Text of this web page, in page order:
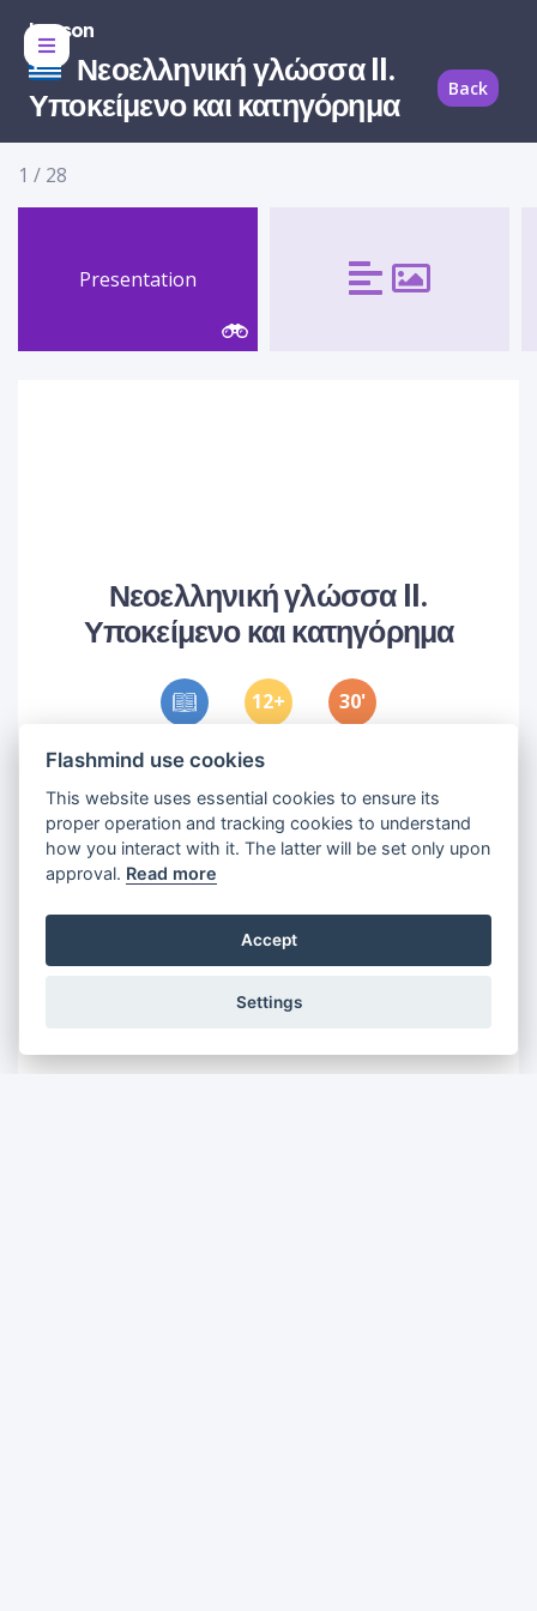
Lesson
Νεοελληνική γλώσσα II.
Υποκείμενο και κατηγόρημα
Back
1 / 28
Presentation
Νεοελληνική γλώσσα II.
Υποκείμενο και κατηγόρημα
12 30'
Objectives
1 •Θα μάθουμε να ξεχωρίζουμε τα διάφορα
είδη προτάσεων
2 •Θα μάθουμε να αναγνωρίζουμε τα κύρια
μέρη του λόγου μέσα σε μια πρόταση
Flashmind use cookies
This website uses essential cookies to ensure its
proper operation and tracking cookies to understand
how you interact with it. The latter will be set only upon
approval. Read more
Accept
Settings